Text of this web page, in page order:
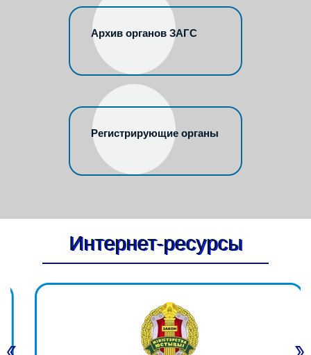
Архив органов ЗАГС
Регистрирующие органы
Интернет-ресурсы